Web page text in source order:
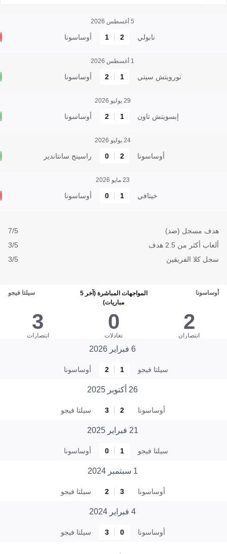
5 أغسطس 2026
نابولي 2
1 أوساسونا
1 أغسطس 2026
نورويتش سيتي 1
2 أوساسونا
29 يوليو 2026
إبسويتش تاون 1
2 أوساسونا
24 يوليو 2026
أوساسونا 2
0 راسينج سانتاندير
23 مايو 2026
خيتافي 1
0 أوساسونا
هدف مسجل (ضد)
7/5
ألعاب أكثر من 2.5 هدف
3/5
سجل كلا الفريقين
3/5
أوساسونا
المواجهات المباشرة (آخر 5
مباريات)
سيلتا فيجو
2
انتصاران
0
تعادلات
3
انتصارات
6 فبراير 2026
سيلتا فيجو 1
2 أوساسونا
26 أكتوبر 2025
أوساسونا 2
3 سيلتا فيجو
21 فبراير 2025
سيلتا فيجو 1
0 أوساسونا
1 سبتمبر 2024
أوساسونا 3
2 سيلتا فيجو
4 فبراير 2024
أوساسونا 0
3 سيلتا فيجو